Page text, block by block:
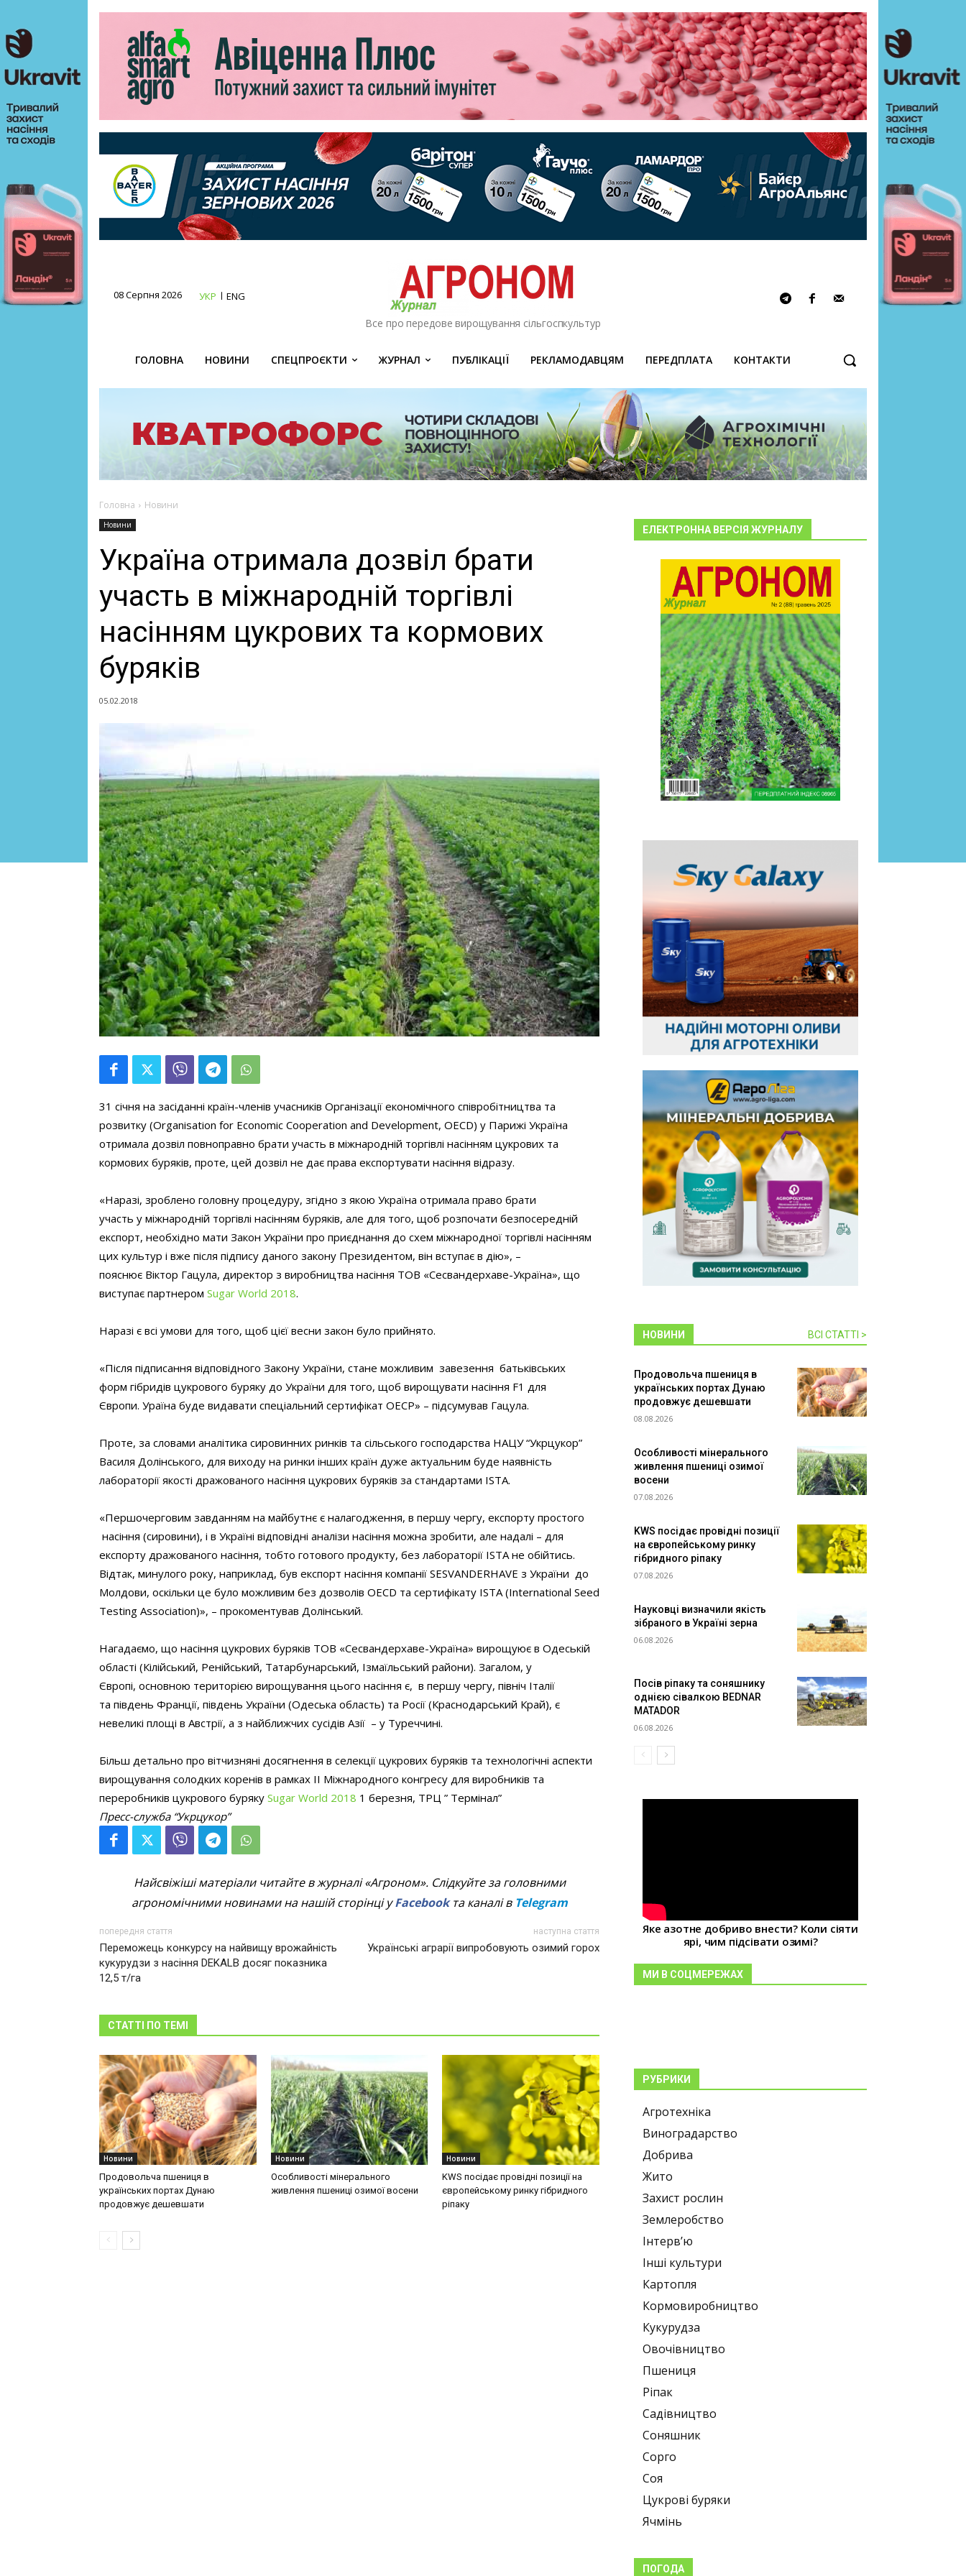
08 Серпня 2026 УКР ENG
Все про передове вирощування сільгоспкультур
ГОЛОВНА НОВИНИ СПЕЦПРОЄКТИ ЖУРНАЛ ПУБЛІКАЦІЇ РЕКЛАМОДАВЦЯМ ПЕРЕДПЛАТА КОНТАКТИ
Головна Новини
Новини
Україна отримала дозвіл брати
участь в міжнародній торгівлі
насінням цукрових та кормових
буряків
05.02.2018
31 січня на засіданні країн-членів учасників Організації економічного співробітництва та
розвитку (Organisation for Economic Cooperation and Development, OECD) у Парижі Україна
отримала дозвіл повноправно брати участь в міжнародній торгівлі насінням цукрових та
кормових буряків, проте, цей дозвіл не дає права експортувати насіння відразу.
«Наразі, зроблено головну процедуру, згідно з якою Україна отримала право брати
участь у міжнародній торгівлі насінням буряків, але для того, щоб розпочати безпосередній
експорт, необхідно мати Закон України про приєднання до схем міжнародної торгівлі насінням
цих культур і вже після підпису даного закону Президентом, він вступає в дію», –
пояснює Віктор Гацула, директор з виробництва насіння ТОВ «Сесвандерхаве-Україна», що
виступає партнером Sugar World 2018.
Наразі є всі умови для того, щоб цієї весни закон було прийнято.
«Після підписання відповідного Закону України, стане можливим завезення батьківських
форм гібридів цукрового буряку до України для того, щоб вирощувати насіння F1 для
Європи. Ураїна буде видавати спеціальний сертифікат ОЕСР» – підсумував Гацула.
Проте, за словами аналітика сировинних ринків та сільського господарства НАЦУ “Укрцукор”
Василя Долінського, для виходу на ринки інших країн дуже актуальним буде наявність
лабораторії якості дражованого насіння цукрових буряків за стандартами ISTA.
«Першочерговим завданням на майбутнє є налагодження, в першу чергу, експорту простого
насіння (сировини), і в Україні відповідні аналізи насіння можна зробити, але надалі – для
експорту дражованого насіння, тобто готового продукту, без лабораторії ISTA не обійтись.
Відтак, минулого року, наприклад, був експорт насіння компанії SESVANDERHAVE з України до
Молдови, оскільки це було можливим без дозволів OECD та сертифікату ISTA (International Seed
Testing Association)», – прокоментував Долінський.
Нагадаємо, що насіння цукрових буряків ТОВ «Сесвандерхаве-Україна» вирощуює в Одеській
області (Кілійський, Ренійський, Татарбунарський, Ізмаїльський райони). Загалом, у
Європі, основною територією вирощування цього насіння є, в першу чергу, північ Італії
та південь Франції, південь України (Одеська область) та Росії (Краснодарський Край), є
невеликі площі в Австрії, а з найближчих сусідів Азії – у Туреччині.
Більш детально про вітчизняні досягнення в селекції цукрових буряків та технологічні аспекти
вирощування солодких коренів в рамках ІІ Міжнародного конгресу для виробників та
переробників цукрового буряку Sugar World 2018 1 березня, ТРЦ ” Термінал”
Пресс-служба “Укрцукор”
Найсвіжіші матеріали читайте в журналі «Агроном». Слідкуйте за головними
агрономічними новинами на нашій сторінці уFacebookта каналі в Telegram
попередня стаття
Переможець конкурсу на найвищу врожайність
кукурудзи з насіння DEKALB досяг показника
12,5 т/га
наступна стаття
Українські аграрії випробовують озимий горох
СТАТТІ ПО ТЕМІ
Новини
Продовольча пшениця в
українських портах Дунаю
продовжує дешевшати
Новини
Особливості мінерального
живлення пшениці озимої восени
Новини
KWS посідає провідні позиції на
європейському ринку гібридного
ріпаку
ЕЛЕКТРОННА ВЕРСІЯ ЖУРНАЛУ
НОВИНИ ВСІ СТАТТІ >
Продовольча пшениця в
українських портах Дунаю
продовжує дешевшати
08.08.2026
Особливості мінерального
живлення пшениці озимої
восени
07.08.2026
KWS посідає провідні позиції
на європейському ринку
гібридного ріпаку
07.08.2026
Науковці визначили якість
зібраного в Україні зерна
06.08.2026
Посів ріпаку та соняшнику
однією сівалкою BEDNAR
MATADOR
06.08.2026
Яке азотне добриво внести? Коли сіяти
ярі, чим підсівати озимі?
МИ В СОЦМЕРЕЖАХ
РУБРИКИ
Агротехніка
Виноградарство
Добрива
Жито
Захист рослин
Землеробство
Інтерв’ю
Інші культури
Картопля
Кормовиробництво
Кукурудза
Овочівництво
Пшениця
Ріпак
Садівництво
Соняшник
Сорго
Соя
Цукрові буряки
Ячмінь
ПОГОДА